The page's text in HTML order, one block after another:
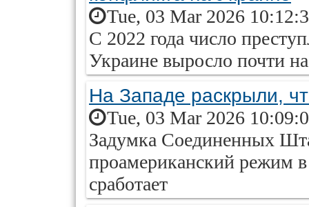
Tue, 03 Mar 2026
С 2022 года число
Украине выросло почти
На Западе раскрыли,
Tue, 03 Mar 2026
Задумка Соединенных
проамериканский режим
сработает